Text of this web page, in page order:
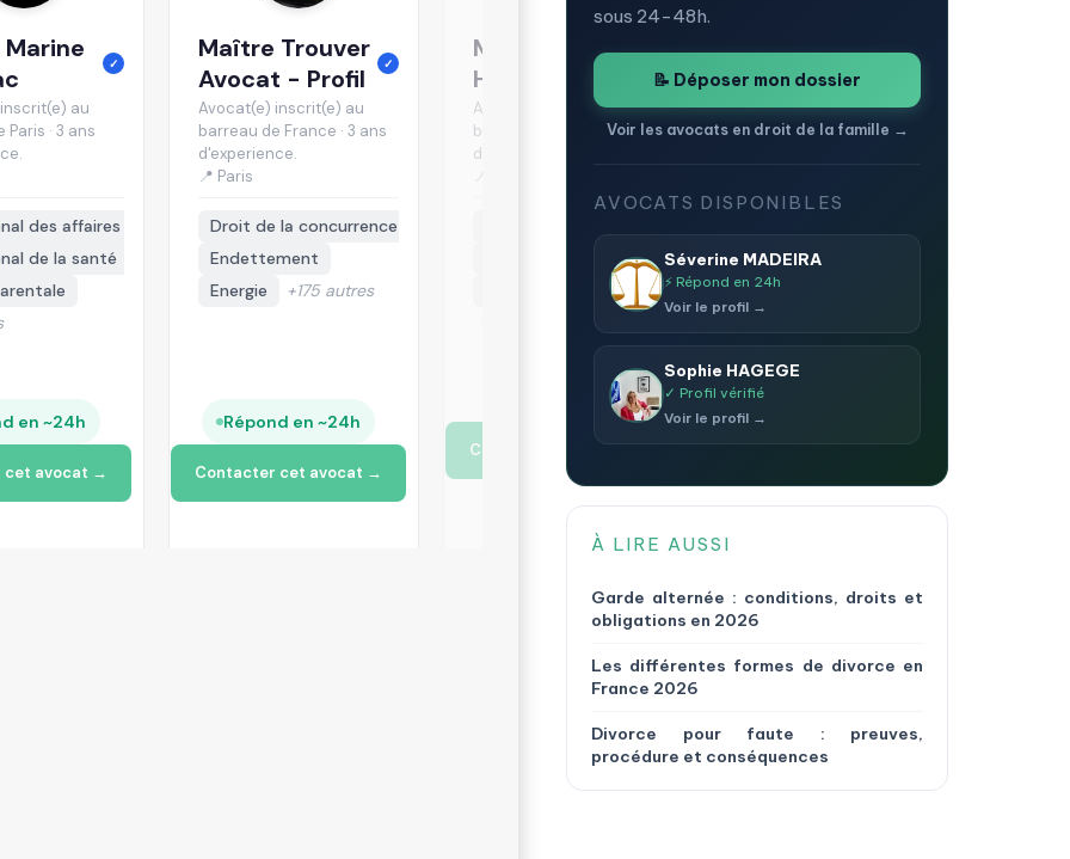
Profil
✓
au
· 3 ans
concurrence
+175 autres
en ~24h
cet avocat →
Maître Sophie
HAGEGE
Avocat(e) inscrit(e) au
barreau de PARIS · 29 ans
d'experience.
📍 Paris
Cessation de paiement
Cautionnement
Demande d’asile
Contacter cet avocat →
Maître Anissa
DOUMI
Avocat(e) inscrit(e) au
barreau de PARIS · 5 ans
d'experience.
📍 Paris
Droit routier et permis de conduire
Droit de la famille
Répond en ~24h
Contacter cet avocat →
💬 Concerné(e)
famille ?
Un avocat
spécialisé
Déposer
dossier
Avocat(e) inscrit(e) au
d'experience.
Abandon de chantier
Assurances en matière de
sous 24-48h.
📝 Déposer mon dossier
Voir les avocats en droit de la famille →
AVOCATS DISPONIBLES
Séverine MADEIRA
⚡ Répond en 24h
Voir le profil →
Sophie HAGEGE
✓ Profil vérifié
Voir le profil →
À LIRE AUSSI
Garde alternée : conditions, droits et
obligations en 2026
Les différentes formes de divorce en
France 2026
Divorce pour faute : preuves,
procédure et conséquences